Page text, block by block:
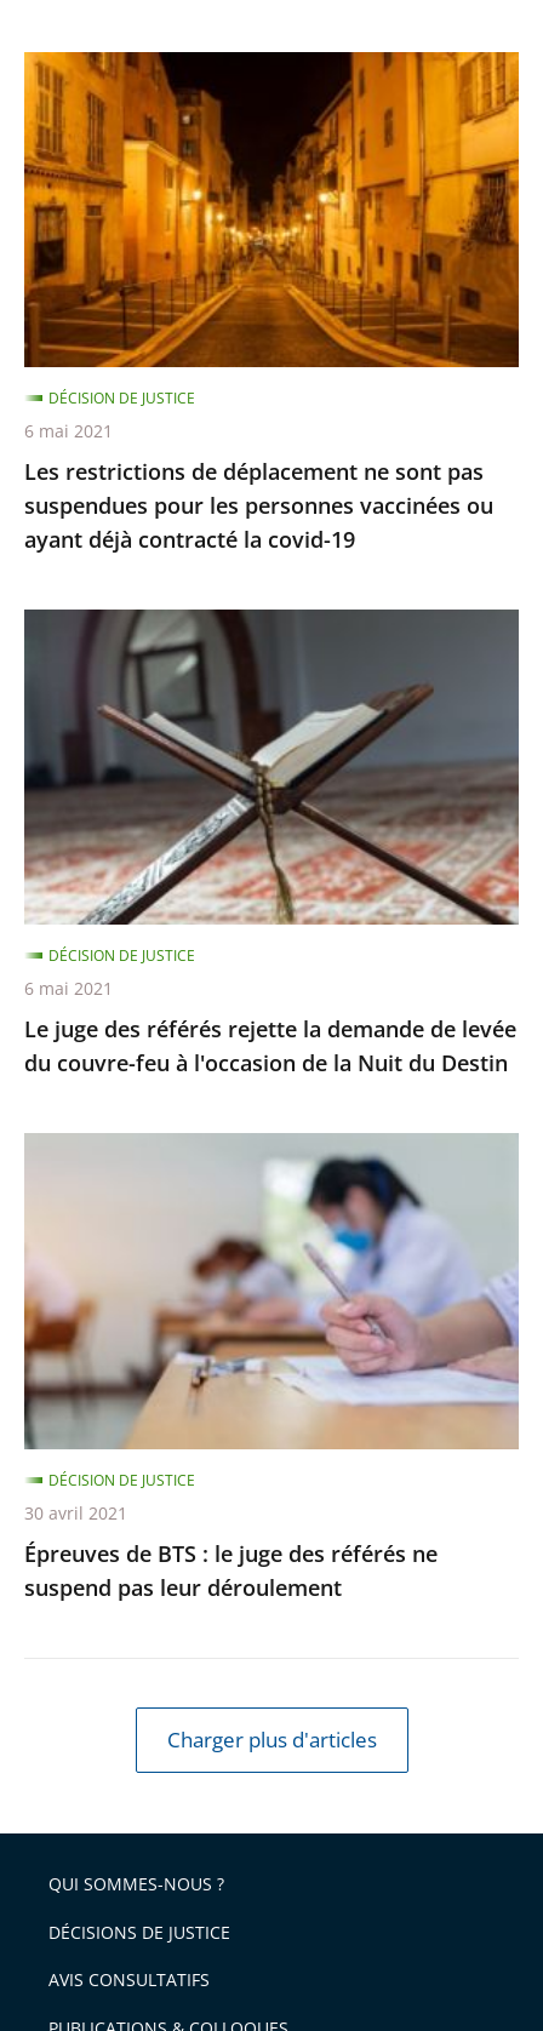
Les
restrictions
de
déplacement
ne
sont
pas
suspendues
pour
les
personnes
vaccinées
ou
ayant
déjà
la
Les restrictions de déplacement ne sont pas
suspendues pour les personnes vaccinées ou
ayant déjà contracté la covid-19
DÉCISION DE JUSTICE
6 mai 2021
référés
rejette
la
demande
de
levée
du
couvre-
feu
à
l'occasion
la
Le juge des référés rejette la demande de levée
du couvre-feu à l'occasion de la Nuit du Destin
DÉCISION DE JUSTICE
6 mai 2021
le
juge
des
référés
ne
suspend
pas
leur
déroulement
Épreuves de BTS : le juge des référés ne
suspend pas leur déroulement
DÉCISION DE JUSTICE
30 avril 2021
Charger plus d'articles
QUI SOMMES-NOUS ?
DÉCISIONS DE JUSTICE
AVIS CONSULTATIFS